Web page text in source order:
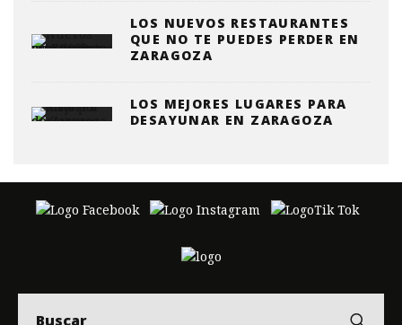
LOS NUEVOS RESTAURANTES
QUE NO TE PUEDES PERDER EN
ZARAGOZA
LOS MEJORES LUGARES PARA
DESAYUNAR EN ZARAGOZA